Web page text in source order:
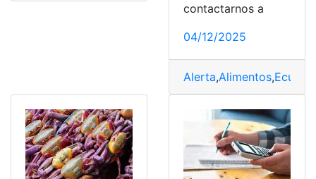
contactarnos a
04/12/2025
Alerta,Alimentos,